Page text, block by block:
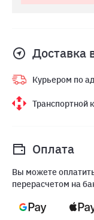
Доставка
Курьером по
Транспортной
Оплата
Вы можете
перерасчетом на